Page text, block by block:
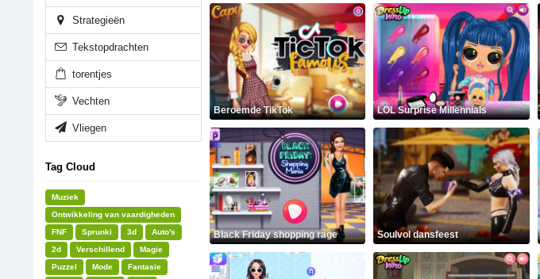
Strategieën
Tekstopdrachten
torentjes
Vechten
Vliegen
Tag Cloud
Muziek
Ontwikkeling van vaardigheden
FNF
Sprunki 3d
Auto's
2d
Verschillend
Magie
Puzzel
Mode
Fantasie
Beroemde TikTok LOL Surprise Millennials
Black Friday shopping rage Soulvol dansfeest